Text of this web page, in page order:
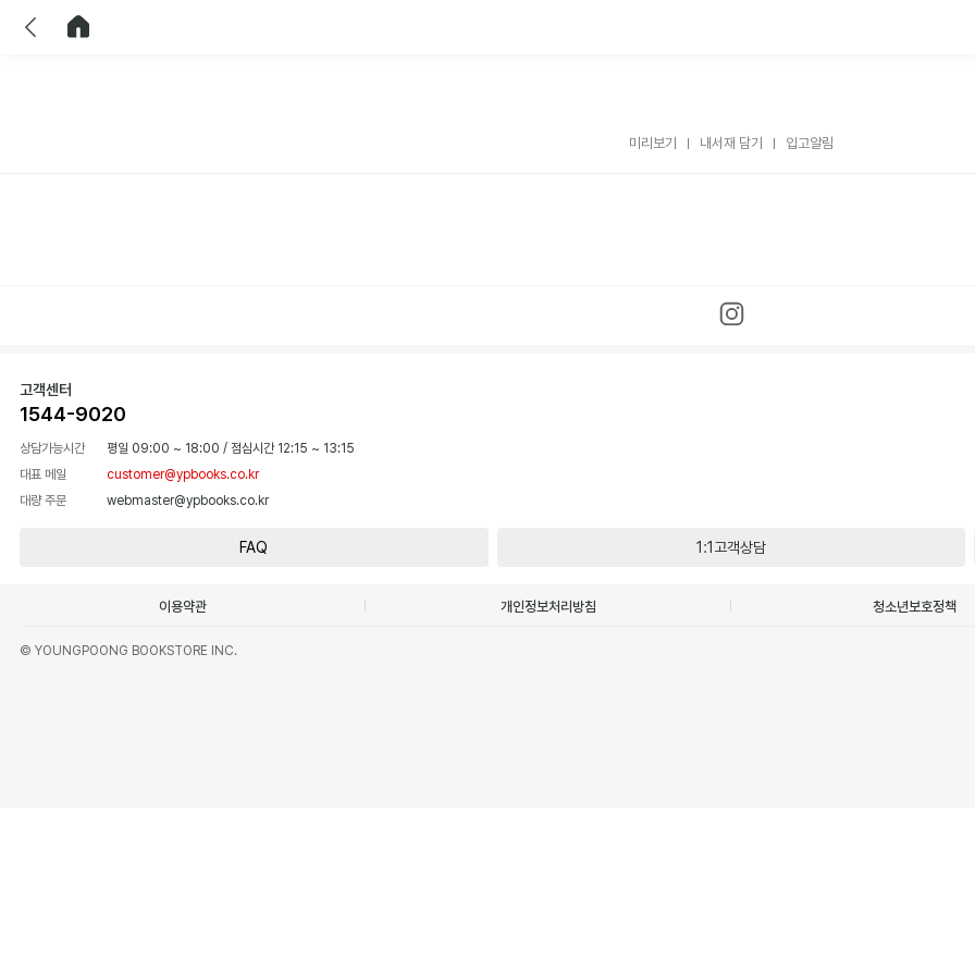
미리보기 내서재 담기 입고알림
고객센터
1544-9020
상담가능시간 평일 09:00 ~ 18:00 / 점심시간 12:15 ~ 13:15
대표 메일
customer@ypbooks.co.kr
대량 주문
webmaster@ypbooks.co.kr
FAQ 1:1고객상담
이용약관 개인정보처리방침 청소년보호정책
© YOUNGPOONG BOOKSTORE INC.